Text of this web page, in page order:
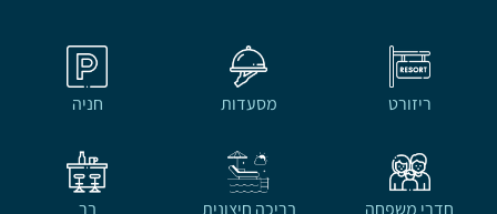
ריזורט מסעדות חניה
חדרי משפחה בריכה חיצונית בר